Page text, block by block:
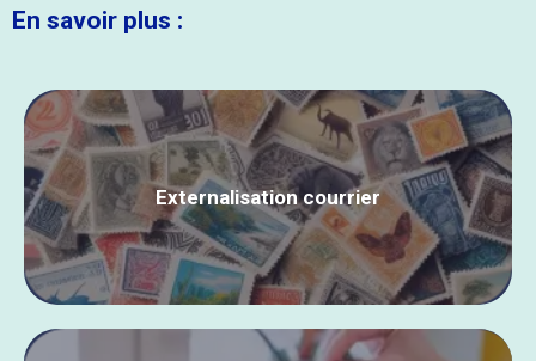
En savoir plus :
Externalisation courrier